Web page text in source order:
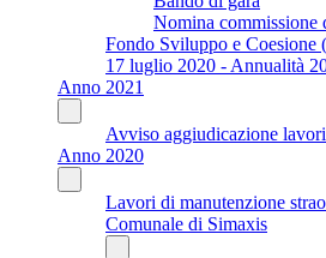
Nomina commissione
Fondo Sviluppo e
17 luglio 2020 - Annualità
Anno 2021
Avviso aggiudicazione
Anno 2020
Lavori di manutenzione
Comunale di Simaxis